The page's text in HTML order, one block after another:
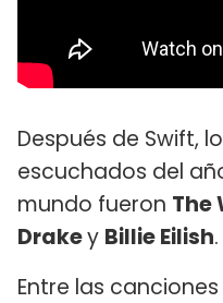
Después de Swift,
escuchados del
mundo fueron The
Drakey Billie Eilish.
Entre las